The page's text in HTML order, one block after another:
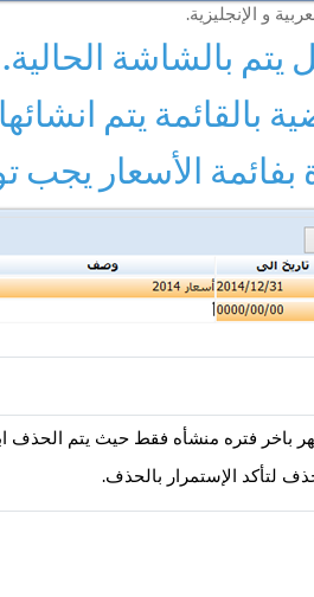
بفائمة الأسعار يجب
باخر فتره منشأه فقط حيث يتم الحذف
لتأكد الإستمرار بالحذف.